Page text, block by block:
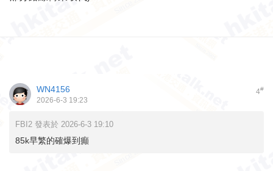
4#
WN4156
2026-6-3 19:23
FBI2 發表於 2026-6-3 19:10
85k早繁的確爆到癲